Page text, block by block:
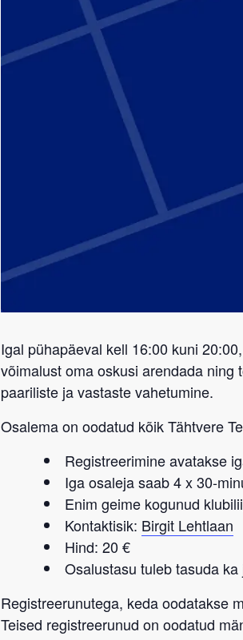
Igal pühapäeval kell 16:00 kuni
võimalust oma oskusi arendada
paariliste ja vastaste vahetumine.
Osalema on oodatud kõikTähtvere
Registreerimine avatakse
Iga osaleja saab 4 x 30-
Enim geime kogunud
Kontaktisik: Birgit Lehtlaan
Hind: 20 €
Osalustasu tuleb tasuda
Registreerunutega, keda oodatakse
Teised registreerunud on oodatud